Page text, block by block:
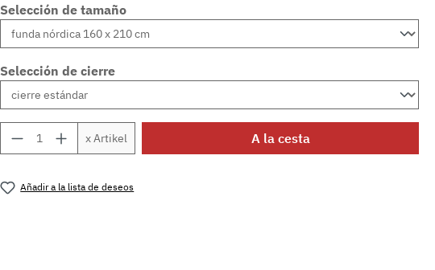
Selección de tamaño
Selección de cierre
Cantidad del producto: introduce la cantidad
x Artikel A la cesta
Añadir a la lista de deseos